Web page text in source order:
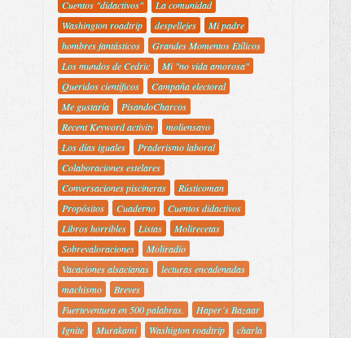
Cuentos "didactivos"
La comunidad
Washington roadtrip
despellejes
Mi padre
hombres fantásticos
Grandes Momentos Etílicos
Los mundos de Cedric
Mi "no vida amorosa"
Queridos científicos
Campaña electoral
Me gustaría
PisandoCharcos
Recent Keyword activity
moliensayo
Los días iguales
Praderismo laboral
Colaboraciones estelares
Conversaciones piscineras
Rústicoman
Propósitos
Cuaderno
Cuentos didactivos
Libros horribles
Listas
Molirecetas
Sobrevaloraciones
Moliradio
Vacaciones alsacianas
lecturas encadenadas
machismo
Breves
Fuerteventura en 500 palabras.
Haper´s Bazaar
Ignite
Murakami Washigton roadtrip
charla